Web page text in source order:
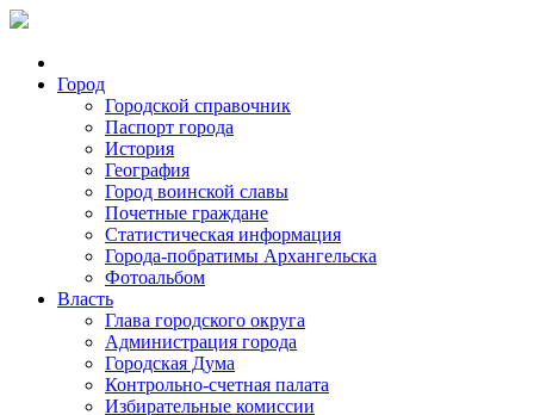
Город
Городской справочник
Паспорт города
История
География
Город воинской славы
Почетные граждане
Статистическая информация
Города-побратимы Архангельска
Фотоальбом
Власть
Глава городского округа
Администрация города
Городская Дума
Контрольно-счетная палата
Избирательные комиссии